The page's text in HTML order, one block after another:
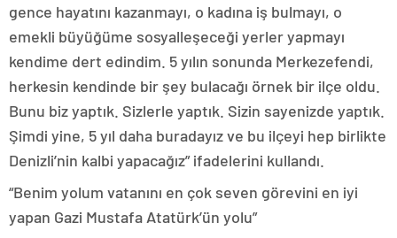
gence hayatını kazanmayı, o kadına iş bulmayı, o
emekli büyüğüme sosyalleşeceği yerler yapmayı
kendime dert edindim. 5 yılın sonunda Merkezefendi,
herkesin kendinde bir şey bulacağı örnek bir ilçe oldu.
Bunu biz yaptık. Sizlerle yaptık. Sizin sayenizde yaptık.
Şimdi yine, 5 yıl daha buradayız ve bu ilçeyi hep birlikte
Denizli’nin kalbi yapacağız” ifadelerini kullandı.
“Benim yolum vatanını en çok seven görevini en iyi
yapan Gazi Mustafa Atatürk’ün yolu”